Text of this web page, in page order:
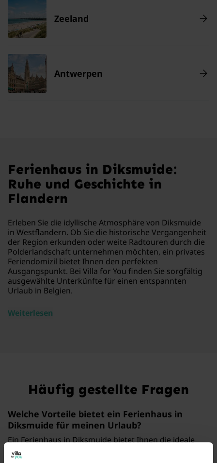
Zeeland
Antwerpen
Ferienhaus in Diksmuide:
Ruhe und Geschichte in
Flandern
Erleben Sie die idyllische Atmosphäre von Diksmuide
in Westflandern. Ob Sie die historische Vergangenheit
der Region erkunden oder weite Radtouren durch die
Polderlandschaft unternehmen möchten, ein privates
Feriendomizil bietet Ihnen den perfekten
Ausgangspunkt. Bei Villa for You finden Sie sorgfältig
ausgewählte Unterkünfte für einen entspannten
Urlaub in Belgien.
Weiterlesen
Häufig gestellte Fragen
Welche Vorteile bietet ein Ferienhaus in
Diksmuide für meinen Urlaub?
Ein Ferienhaus in Diksmuide bietet Ihnen die ideale
Basis, um die
Polderlandschaft Westflanderns flexibel zu erkunden.